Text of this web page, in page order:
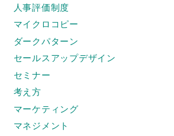
人事評価制度
マイクロコピー
ダークパターン
セールスアップデザイン
セミナー
考え方
マーケティング
マネジメント